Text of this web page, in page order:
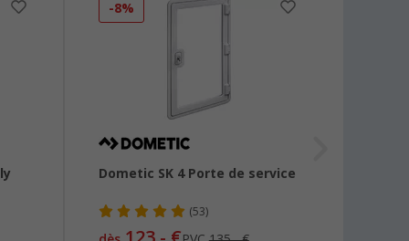
-8%
Dometic SK 4 Porte de service
(53)